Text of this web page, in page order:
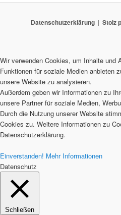
Datenschutzerklärung Stolz
Wir verwenden Cookies, um Inhalte und
Funktionen für soziale Medien anbieten
unsere Website zu analysieren.
Außerdem geben wir Informationen zu
unsere Partner für soziale Medien,
Durch die Nutzung unserer Website
Cookies zu. Weitere Informationen zu
Datenschutzerklärung.
Einverstanden! Mehr Informationen
Datenschutz
Schließen